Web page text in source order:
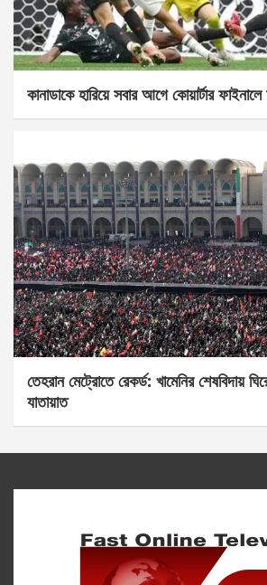
কানাডাকে হারিয়ে সবার আগে কোয়ার্টার
তেহরান মেট্রোতে রেকর্ড: খামেনির শেষবিদায়
যাতায়াত